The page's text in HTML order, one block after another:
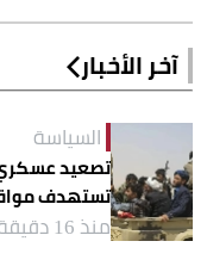
آخر الأخبار
السياسة
تصعيد
تستهدف
منذ 16 دقيقة